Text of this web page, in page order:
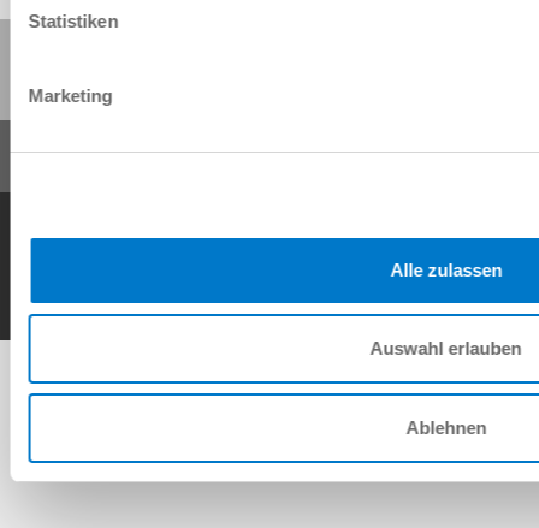
Statistiken
Marketing
Alle zulassen
Auswahl erlauben
Ablehnen